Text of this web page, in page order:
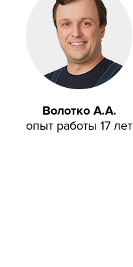
Волотко А.А.
опыт работы 17 лет